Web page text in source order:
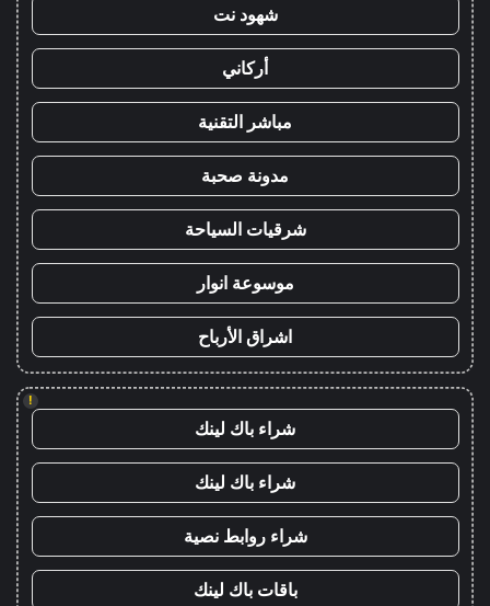
شهود نت
أركاني
مباشر التقنية
مدونة صحبة
شرقيات السياحة
موسوعة انوار
اشراق الأرباح
!
شراء باك لينك
شراء باك لينك
شراء روابط نصية
باقات باك لينك